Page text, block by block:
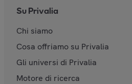
Su Privalia
Chi siamo
Cosa offriamo su Privalia
Gli universi di Privalia
Motore di ricerca